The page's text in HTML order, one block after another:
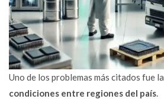
Uno de los problemas más citados fue la
condiciones entre regiones del país.